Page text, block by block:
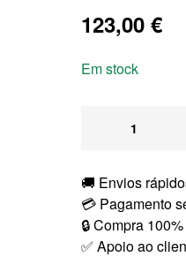
123,00 €
Em stock
🚚 Envios
💳 Pagamento
🔒 Compra
✅ Apoio ao